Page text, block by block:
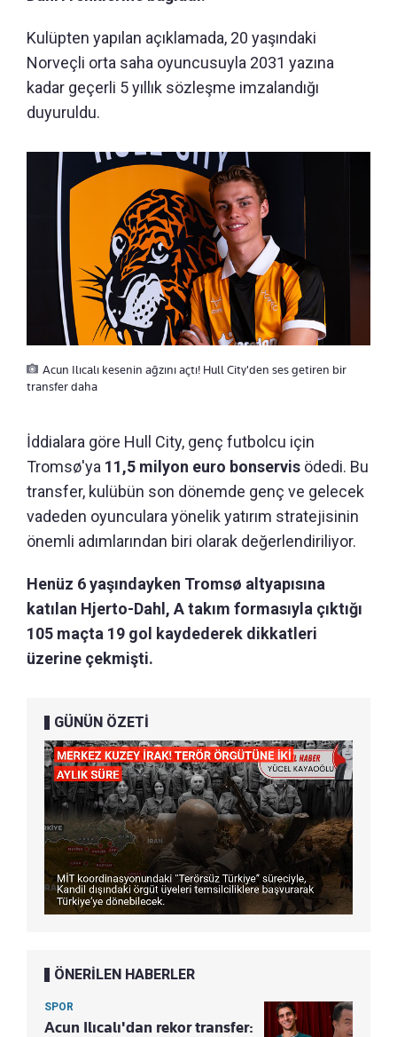
Kulüpten yapılan açıklamada, 20 yaşındaki
Norveçli orta saha oyuncusuyla 2031 yazına
kadar geçerli 5 yıllık sözleşme imzalandığı
duyuruldu.
Acun Ilıcalı kesenin ağzını açtı! Hull City'den ses getiren bir
transfer daha
İddialara göre Hull City, genç futbolcu için
Tromsø'ya 11,5 milyon euro bonservis ödedi. Bu
transfer, kulübün son dönemde genç ve gelecek
vadeden oyunculara yönelik yatırım stratejisinin
önemli adımlarından biri olarak değerlendiriliyor.
Henüz 6 yaşındayken Tromsø altyapısına
katılan Hjerto-Dahl, A takım formasıyla çıktığı
105 maçta 19 gol kaydederek dikkatleri
üzerine çekmişti.
GÜNÜN ÖZETİ
ÖNERİLEN HABERLER
SPOR
Acun Ilıcalı'dan rekor transfer: